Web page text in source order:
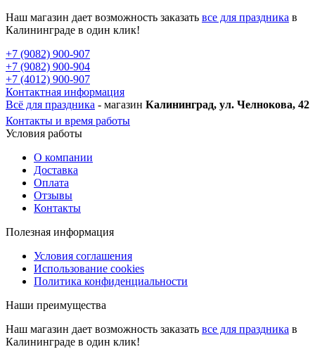
Наш магазин дает возможность заказать все для праздника в
Калининграде в один клик!
+7 (9082) 900-907
+7 (9082) 900-904
+7 (4012) 900-907
Контактная информация
Всё для праздника - магазин Калининград, ул. Челнокова, 42
Контакты и время работы
Условия работы
О компании
Доставка
Оплата
Отзывы
Контакты
Полезная информация
Условия соглашения
Использование cookies
Политика конфиденциальности
Наши преимущества
Наш магазин дает возможность заказать все для праздника в
Калининграде в один клик!